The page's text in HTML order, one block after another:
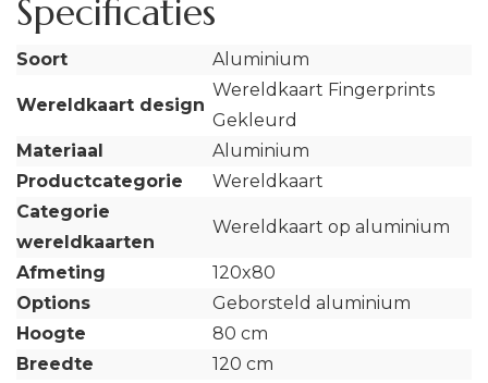
Specificaties
Soort Aluminium
Wereldkaart design
Wereldkaart Fingerprints
Gekleurd
Materiaal
Aluminium
Productcategorie
Wereldkaart
Categorie
wereldkaarten
Wereldkaart op aluminium
Afmeting
120x80
Options
Geborsteld aluminium
Hoogte
80 cm
Breedte
120 cm